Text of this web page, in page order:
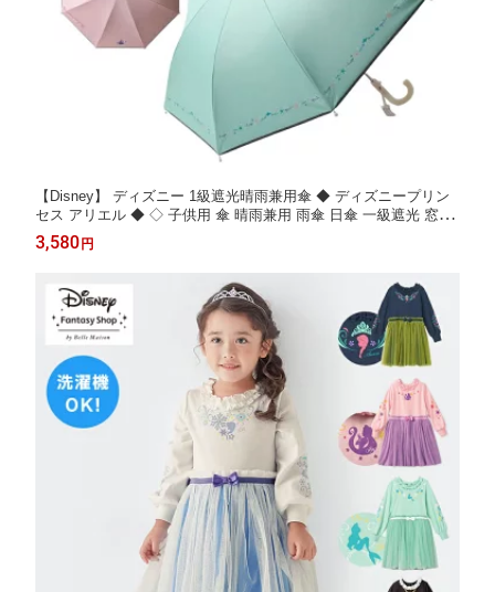
【Disney】 ディズニー 1級遮光晴雨兼用傘 ◆ ディズニープリン
セス アリエル ◆ ◇ 子供用 傘 晴雨兼用 雨傘 日傘 一級遮光 窓付
き キッズ 女の子 学校 置き傘 透明窓 UVカット 小学生 通学 日焼
け対策 ◇
3,580 円